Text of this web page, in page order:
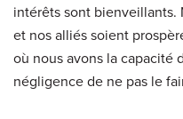
intérêts sont bienveillants.
et nos alliés soient
où nous avons la capacité
négligence de ne pas le